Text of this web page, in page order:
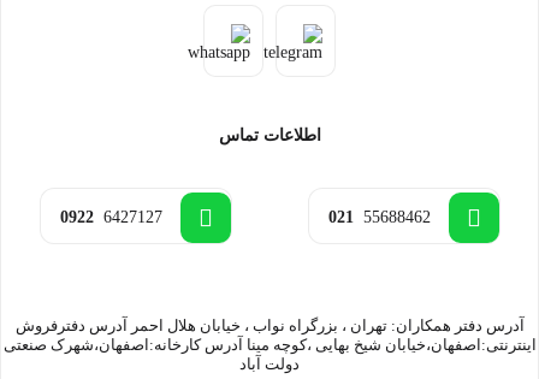
اطلاعات تماس
021 55688462
0922 6427127
آدرس دفتر همکاران: تهران ، بزرگراه نواب ، خیابان هلال احمر آدرس دفترفروش
اینترنتی:اصفهان،خیابان شیخ بهایی ،کوچه مینا آدرس کارخانه:اصفهان،شهرک صنعتی
دولت آباد